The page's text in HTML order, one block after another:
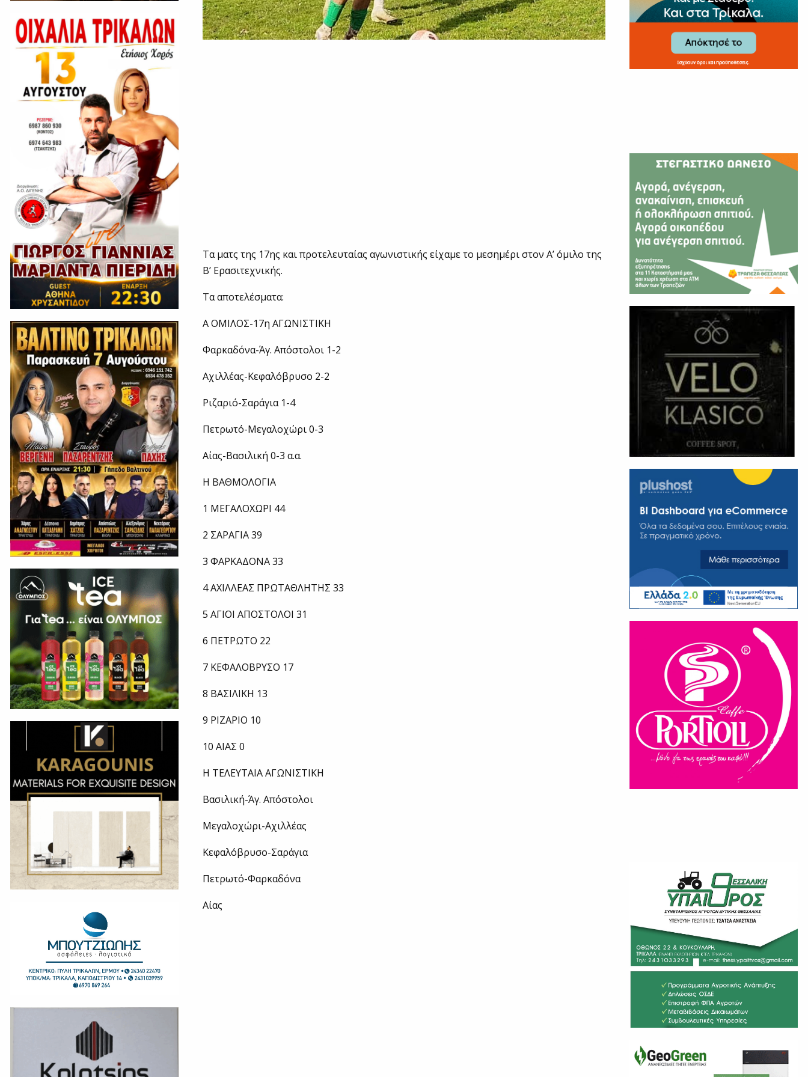
Τα ματς της 17ης και προτελευταίας αγωνιστικής είχαμε το μεσημέρι στον Α’ όμιλο της
Β’ Ερασιτεχνικής.
Τα αποτελέσματα:
Α ΟΜΙΛΟΣ-17η ΑΓΩΝΙΣΤΙΚΗ
Φαρκαδόνα-Άγ. Απόστολοι 1-2
Αχιλλέας-Κεφαλόβρυσο 2-2
Ριζαριό-Σαράγια 1-4
Πετρωτό-Μεγαλοχώρι 0-3
Αίας-Βασιλική 0-3 α.α.
Η ΒΑΘΜΟΛΟΓΙΑ
1 ΜΕΓΑΛΟΧΩΡΙ 44
2 ΣΑΡΑΓΙΑ 39
3 ΦΑΡΚΑΔΟΝΑ 33
4 ΑΧΙΛΛΕΑΣ ΠΡΩΤΑΘΛΗΤΗΣ 33
5 ΑΓΙΟΙ ΑΠΟΣΤΟΛΟΙ 31
6 ΠΕΤΡΩΤΟ 22
7 ΚΕΦΑΛΟΒΡΥΣΟ 17
8 ΒΑΣΙΛΙΚΗ 13
9 ΡΙΖΑΡΙΟ 10
10 ΑΙΑΣ 0
Η ΤΕΛΕΥΤΑΙΑ ΑΓΩΝΙΣΤΙΚΗ
Βασιλική-Άγ. Απόστολοι
Μεγαλοχώρι-Αχιλλέας
Κεφαλόβρυσο-Σαράγια
Πετρωτό-Φαρκαδόνα
Αίας